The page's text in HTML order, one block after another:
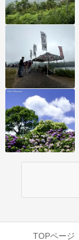
TOPページ